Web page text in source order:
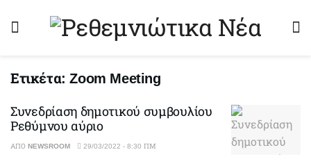
Ετικέτα:Zoom Meeting
Συνεδρίαση δημοτικού συμβουλίου
Ρεθύμνου αύριο
ΑΠΌ NEWSROOM 29/03/2022 - 8:30 ΠΜ